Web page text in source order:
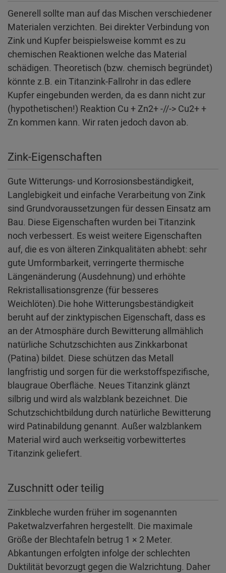
Generell sollte man auf das Mischen verschiedener
Materialen verzichten. Bei direkter Verbindung von
Zink und Kupfer beispielsweise kommt es zu
chemischen Reaktionen welche das Material
schädigen. Theoretisch (bzw. chemisch begründet)
könnte z.B. ein Titanzink-Fallrohr in das edlere
Kupfer eingebunden werden, da es dann nicht zur
(hypothetischen!) Reaktion Cu + Zn2+ -//-> Cu2+ +
Zn kommen kann. Wir raten jedoch davon ab.
Zink-Eigenschaften
Gute Witterungs- und Korrosionsbeständigkeit,
Langlebigkeit und einfache Verarbeitung von Zink
sind Grundvoraussetzungen für dessen Einsatz am
Bau. Diese Eigenschaften wurden bei Titanzink
noch verbessert. Es weist weitere Eigenschaften
auf, die es von älteren Zinkqualitäten abhebt: sehr
gute Umformbarkeit, verringerte thermische
Längenänderung (Ausdehnung) und erhöhte
Rekristallisationsgrenze (für besseres
Weichlöten).Die hohe Witterungsbeständigkeit
beruht auf der zinktypischen Eigenschaft, dass es
an der Atmosphäre durch Bewitterung allmählich
natürliche Schutzschichten aus Zinkkarbonat
(Patina) bildet. Diese schützen das Metall
langfristig und sorgen für die werkstoffspezifische,
blaugraue Oberfläche. Neues Titanzink glänzt
silbrig und wird als walzblank bezeichnet. Die
Schutzschichtbildung durch natürliche Bewitterung
wird Patinabildung genannt. Außer walzblankem
Material wird auch werkseitig vorbewittertes
Titanzink geliefert.
Zuschnitt oder teilig
Zinkbleche wurden früher im sogenannten
Paketwalzverfahren hergestellt. Die maximale
Größe der Blechtafeln betrug 1 × 2 Meter.
Abkantungen erfolgten infolge der schlechten
Duktilität bevorzugt gegen die Walzrichtung. Daher